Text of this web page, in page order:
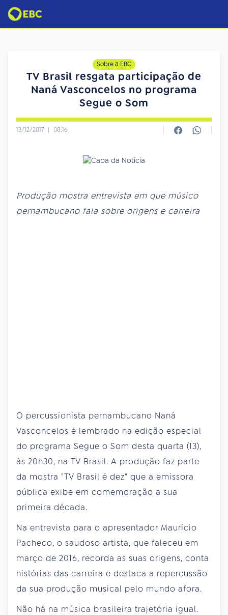
Sobre a EBC
TV Brasil resgata participação de
Naná Vasconcelos no programa
Segue o Som
13/12/2017 | 08:16
Produção mostra entrevista em que músico
pernambucano fala sobre origens e carreira
O percussionista pernambucano Naná
Vasconcelos é lembrado na edição especial
do programa Segue o Som desta quarta (13),
às 20h30, na TV Brasil. A produção faz parte
da mostra "TV Brasil é dez" que a emissora
pública exibe em comemoração a sua
primeira década.
Na entrevista para o apresentador Maurício
Pacheco, o saudoso artista, que faleceu em
março de 2016, recorda as suas origens, conta
histórias das carreira e destaca a repercussão
da sua produção musical pelo mundo afora.
Não há na música brasileira trajetória igual.